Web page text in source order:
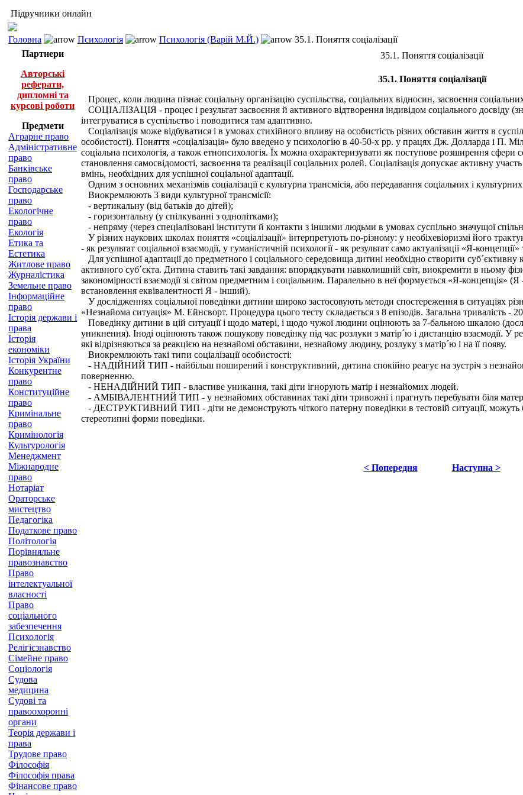
Підручники онлайн
Головна Психологія Психологія (Варій М.Й.)
35.1. Поняття соціалізації
Партнери
Авторські
реферати,
дипломні та
курсові роботи
Предмети
Аграрне право
Адміністративне
право
Банківське
право
Господарське
право
Екологічне
право
Екологія
Етика та
Естетика
Житлове право
Журналістика
Земельне право
Інформаційне
право
Історія держави і
права
Історія
економіки
Історія України
Конкурентне
право
Конституційне
право
Кримінальне
право
Кримінологія
Культурологія
Менеджмент
Міжнародне
право
Нотаріат
Ораторське
мистецтво
Педагогіка
Податкове право
Політологія
Порівняльне
правознавство
Право
інтелектуальної
власності
Право
соціального
забезпечення
Психологія
Релігієзнавство
Сімейне право
Соціологія
Судова
медицина
Судові та
правоохоронні
органи
Теорія держави і
права
Трудове право
Філософія
Філософія права
Фінансове право
35.1. Поняття соціалізації
35.1. Поняття соціалізації
Процес, коли людина пізнає соціальну організацію суспільства, соціальних відносин, засвоєння
СОЦІАЛІЗАЦІЯ - процес і результат засвоєння й активного відтворення індивідом соціального досвіду
інтегруватися в суспільство і поводитися там адаптивно.
Соціалізація може відбуватися і в умовах стихійного впливу на особистість різних обставин життя в
особистості). Поняття «соціалізація» було введено у психологію в 40-50-х pp. у працях Дж. Долларда і П.
соціальна психологія, а також етнопсихологія. Їх можна охарактеризувати як поступове розширення сфери
становлення самосвідомості, засвоєння та реалізації соціальних ролей. Соціалізація допускає активну
вмінь, необхідних для успішної соціальної адаптації.
Одним з основних механізмів соціалізації є культурна трансмісія, або передавання соціальних і
Виокремлюють 3 види культурної трансмісії:
- вертикальну (від батьків до дітей);
- горизонтальну (у спілкуванні з однолітками);
- непряму (через спеціалізовані інститути й контакти з іншими людьми в умовах суспільно значущої
У різних наукових школах поняття «соціалізації» інтерпретують по-різному: у необіхевіоризмі його
- як результат соціальної взаємодії, у гуманістичній психології - як результат само актуалізації «Я-
Для успішної адаптації до предметного і соціального середовища дитині необхідно створити
активного суб´єкта. Дитина ставить такі завдання: впорядкувати навколишній світ, виокремити в ньому
закономірності взаємодії зі світом предметним і соціальним. Паралельно в неї формується «Я-концепція»
встановлення еквівалентності Я - інший).
У дослідженнях соціальної поведінки дитини широко застосовують методи спостереження в ситуаціях
«Незнайома ситуація» М. Ейнсворт. Процедура цього тесту складається з 8 епізодів. Загальна тривалість -
Поведінку дитини в цій ситуації і щодо матері, і щодо чужої людини оцінюють за 7-бальною шкалою
уникнення). Іноді оцінюють також пошукову поведінку під час розлуки з матір´ю і дистанцію взаємодії. У
які відрізняються за реакцією на незнайомі обставини, незнайому людину, розлуку з матір´ю і на її появу.
Виокремлюють такі типи соціалізації особистості:
- НАДІЙНИЙ ТИП - найбільш поширений і конструктивний, дитина спокійно реагує на зустріч з
поверненню.
- НЕНАДІЙНИЙ ТИП - властиве уникання, такі діти ігнорують матір і незнайомих людей.
- АМБІВАЛЕНТНИЙ ТИП - у незнайомих обставинах такі діти тривожні і прагнуть перебувати біля
- ДЕСТРУКТИВНИЙ ТИП - діти не демонструють чіткого патерну поведінки в тестовій ситуації, можуть
стереотипні форми поведінки.
< Попередня Наступна >